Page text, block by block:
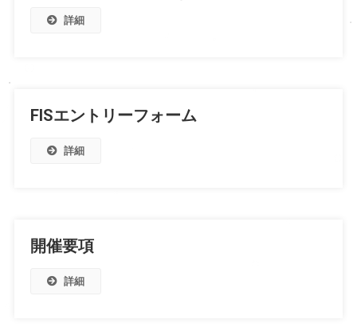
詳細
FISエントリーフォーム
詳細
開催要項
詳細